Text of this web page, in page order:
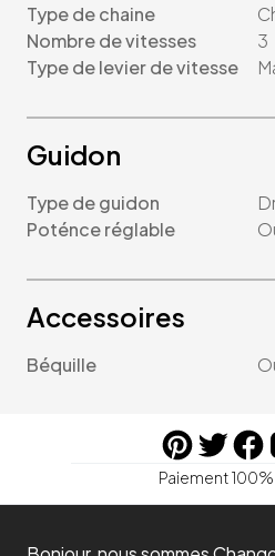
Type de chaine
Nombre de vitesses
3
Type de levier de vitesse
Guidon
Type de guidon
Poténce réglable
Accessoires
Béquille
Paiement